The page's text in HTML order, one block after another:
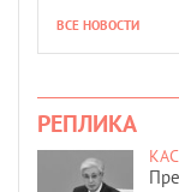
ВСЕ НОВОСТИ
РЕПЛИКА